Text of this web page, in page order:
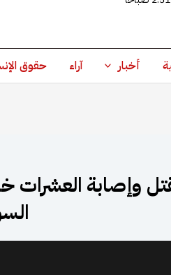
أخبار آراء حقوق
وإصابة العشرات